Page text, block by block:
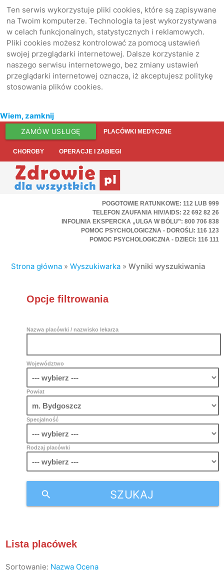
Ten serwis wykorzystuje pliki cookies, które są zapisywane
na Twoim komputerze. Technologia ta jest wykorzystywana
w celach funkcjonalnych, statystycznych i reklamowych.
Pliki cookies możesz kontrolować za pomocą ustawień
swojej przeglądarki internetowej. Dalsze korzystanie z
naszego serwisu internetowego, bez zmiany ustawień
przeglądarki internetowej oznacza, iż akceptujesz politykę
stosowania plików cookies.
Wiem, zamknij
ZAMÓW USŁUGĘ PLACÓWKI MEDYCZNE
CHOROBY OPERACJE I ZABIEGI
POGOTOWIE RATUNKOWE: 112 LUB 999
TELEFON ZAUFANIA HIV/AIDS: 22 692 82 26
INFOLINIA EKSPERCKA „ULGA W BÓLU”: 800 706 838
POMOC PSYCHOLOGICZNA - DOROŚLI: 116 123
POMOC PSYCHOLOGICZNA - DZIECI: 116 111
Strona główna »Wyszukiwarka »Wyniki wyszukiwania
Opcje filtrowania
Nazwa placówki / nazwisko lekarza
Województwo
Powiat
Specjalność
Rodzaj placówki
SZUKAJ
search
Lista placówek
Sortowanie: Nazwa Ocena